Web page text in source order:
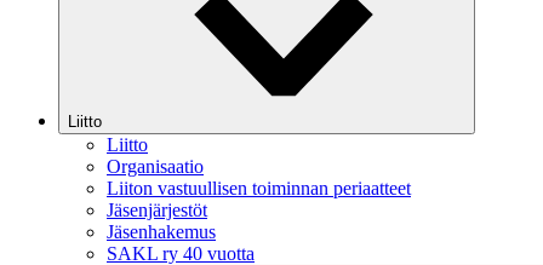
Liitto
Liitto
Organisaatio
Liiton vastuullisen toiminnan periaatteet
Jäsenjärjestöt
Jäsenhakemus
SAKL ry 40 vuotta